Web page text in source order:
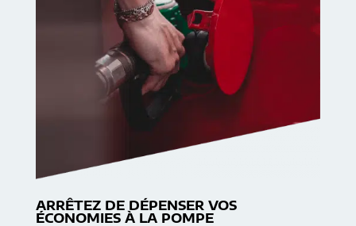
ARRÊTEZ DE DÉPENSER VOS
ÉCONOMIES À LA POMPE